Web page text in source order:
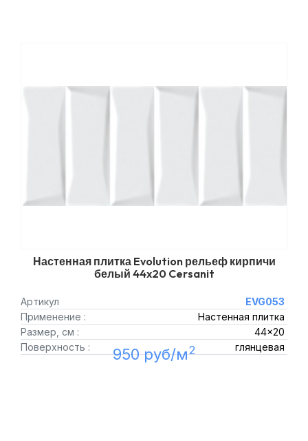
Настенная плитка Evolution рельеф кирпичи
белый 44x20 Cersanit
Артикул
EVG053
Применение :
Настенная плитка
Размер, см :
44x20
Поверхность :
глянцевая
950 руб/м2